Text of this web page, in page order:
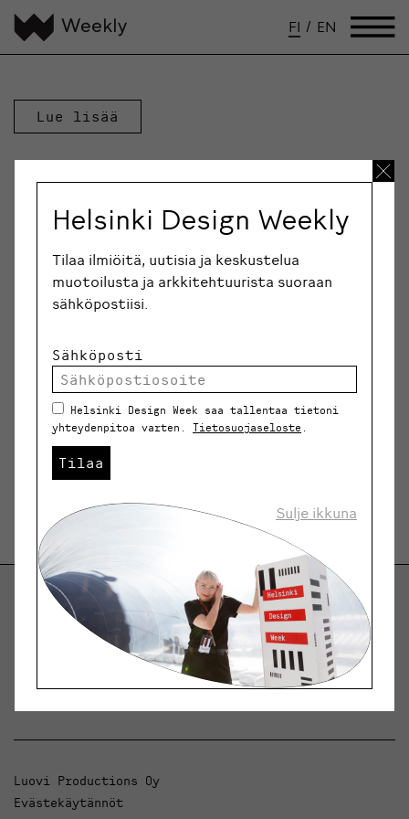
FI / EN
Lue lisää
Helsinki Design Weekly.
Keskustelua, uutisia ja ilmiöitä muotoilusta ja
arkkitehtuurista.
Luovi Productions Oy
Evästekäytännöt
Helsinki Design Weekly
Tilaa ilmiöitä, uutisia ja keskustelua
muotoilusta ja arkkitehtuurista suoraan
sähköpostiisi.
Sähköposti
Helsinki Design Week saa tallentaa tietoni
yhteydenpitoa varten. Tietosuojaseloste
Tilaa
Sulje ikkuna